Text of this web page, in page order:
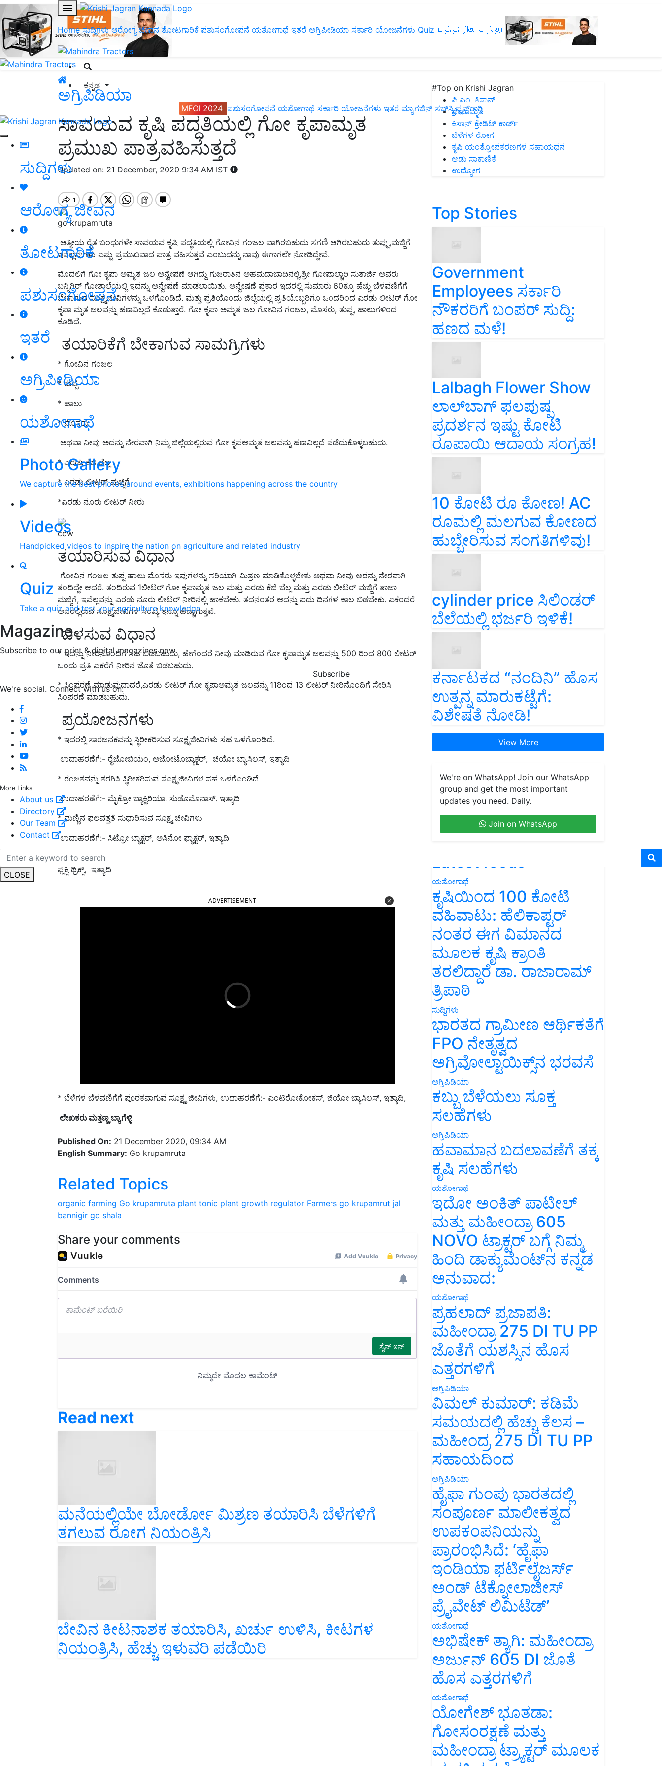
Home ಸುದ್ದಿಗಳು ಆರೋಗ್ಯ ಜೀವನ ತೋಟಗಾರಿಕೆ ಪಶುಸಂಗೋಪನೆ ಯಶೋಗಾಥೆ ಇತರೆ ಅಗ್ರಿಪೀಡಿಯಾ ಸರ್ಕಾರಿ ಯೋಜನೆಗಳು Quiz பத்திரிகை சந்தா
ಕನ್ನಡ
MFOI 2024 ಪಶುಸಂಗೋಪನೆ ಯಶೋಗಾಥೆ ಸರ್ಕಾರಿ ಯೋಜನೆಗಳು ಇತರೆ ಮ್ಯಾಗಜಿನ್‌ ಸಬ್‌ಸ್ಕ್ರಿಪ್ಷನ್‌ಗಾಗಿ
ಸುದ್ದಿಗಳು
ಆರೋಗ್ಯ ಜೀವನ
ತೋಟಗಾರಿಕೆ
ಪಶುಸಂಗೋಪನೆ
ಇತರೆ
ಅಗ್ರಿಪೀಡಿಯಾ
ಯಶೋಗಾಥೆ
Photo Gallery
We capture the best photos around events, exhibitions happening across the country
Videos
Handpicked videos to inspire the nation on agriculture and related industry
Quiz
Take a quiz and test your agriculture knowledge
Magazine
Subscribe to our print & digital magazines now
Subscribe
We're social. Connect with us on:
More Links
About us
Directory
Our Team
Contact
CLOSE
ಅಗ್ರಿಪಿಡಿಯಾ
ಸಾವಯವ ಕೃಷಿ ಪದ್ಧತಿಯಲ್ಲಿ ಗೋ ಕೃಪಾಮೃತ
ಪ್ರಮುಖ ಪಾತ್ರವಹಿಸುತ್ತದೆ
Updated on: 21 December, 2020 9:34 AM IST
go krupamruta
ಆತ್ಮೀಯ ರೈತ ಬಂಧುಗಳೇ ಸಾವಯವ ಕೃಷಿ ಪದ್ಧತಿಯಲ್ಲಿ ಗೋವಿನ ಗಂಜಲ ವಾಗಿರಬಹುದು ಸಗಣಿ ಆಗಿರಬಹುದು ತುಪ್ಪು,ಮಜ್ಜಿಗೆ
ಇವೆಲ್ಲವುಗಳು ಎಷ್ಟು ಪ್ರಮುಖವಾದ ಪಾತ್ರ ವಹಿಸುತ್ತವೆ ಎಂಬುದನ್ನು ನಾವು ಈಗಾಗಲೇ ನೋಡಿದ್ದೇವೆ.
ಮೊದಲಿಗೆ ಗೋ ಕೃಪಾ ಅಮೃತ ಜಲ ಅನ್ವೇಷಣೆ ಆಗಿದ್ದು ಗುಜರಾತಿನ ಅಹಮದಾಬಾದಿನಲ್ಲಿ,ಶ್ರೀ ಗೋಪಾಲ್ಚಾರಿ ಸುತಾರ್ಜಿ ಅವರು
ಬನ್ಸಿಗಿರ್ ಗೋಶಾಲೆಯಲ್ಲಿ ಇದನ್ನು ಅನ್ವೇಷಣೆ ಮಾಡಲಾಯಿತು. ಅನ್ವೇಷಣೆ ಪ್ರಕಾರ ಇದರಲ್ಲಿ ಸುಮಾರು 60ಕ್ಕೂ ಹೆಚ್ಚು ಬೆಳವಣಿಗೆಗೆ
ಬೇಕಾಗುವ ಸೂಕ್ಷ್ಮಜೀವಿಗಳನ್ನು ಒಳಗೊಂಡಿದೆ. ಮತ್ತು ಪ್ರತಿಯೊಂದು ಜಿಲ್ಲೆಯಲ್ಲಿ ಪ್ರತಿಯೊಬ್ಬರಿಗೂ ಒಂದರಿಂದ ಎರಡು ಲೀಟರ್ ಗೋ
ಕೃಪಾ ಮೃತ ಜಲವನ್ನು ಹಣವಿಲ್ಲದೆ ಕೊಡುತ್ತಾರೆ. ಗೋ ಕೃಪಾ ಅಮೃತ ಜಲ ಗೋವಿನ ಗಂಜಲ, ಮೊಸರು, ತುಪ್ಪ, ಹಾಲುಗಳಿಂದ
ಕೂಡಿದೆ.
ತಯಾರಿಕೆಗೆ ಬೇಕಾಗುವ ಸಾಮಗ್ರಿಗಳು
* ಗೋವಿನ ಗಂಜಲ
* ತುಪ್ಪ
* ಹಾಲು
* ಮೊಸರು
ಅಥವಾ ನೀವು ಅದನ್ನು ನೇರವಾಗಿ ನಿಮ್ಮ ಜಿಲ್ಲೆಯಲ್ಲಿರುವ ಗೋ ಕೃಪಅಮೃತ ಜಲವನ್ನು ಹಣವಿಲ್ಲದೆ ಪಡೆದುಕೊಳ್ಳಬಹುದು.
* ಎರಡು ಕೆಜಿ ಬೆಲ್ಲ
* ಎರಡು ಲೀಟರ್ ಮಜ್ಜಿಗೆ
*ಎರಡು ನೂರು ಲೀಟರ್ ನೀರು
cow
ತಯಾರಿಸುವ ವಿಧಾನ
ಗೋವಿನ ಗಂಜಲ ತುಪ್ಪ ಹಾಲು ಮೊಸರು ಇವುಗಳನ್ನು ಸರಿಯಾಗಿ ಮಿಶ್ರಣ ಮಾಡಿಕೊಳ್ಳಬೇಕು ಅಥವಾ ನೀವು ಅದನ್ನು ನೇರವಾಗಿ
ತಂದಿದ್ದೇ ಆದರೆ. ತಂದಿರುವ 1ಲೀಟರ್ ಗೋ ಕೃಪಾಮೃತ ಜಲ ಮತ್ತು ಎರಡು ಕೆಜಿ ಬೆಲ್ಲ ಮತ್ತು ಎರಡು ಲೀಟರ್ ಮಜ್ಜಿಗೆ ತಾಜಾ
ಮಜ್ಜಿಗೆ, ಇವೆಲ್ಲವನ್ನು ಎರಡು ನೂರು ಲೀಟರ್ ನೀರಿನಲ್ಲಿ ಹಾಕಬೇಕು. ತದನಂತರ ಅದನ್ನು ಐದು ದಿನಗಳ ಕಾಲ ಬಿಡಬೇಕು. ಏಕೆಂದರೆ
ಅದರಲ್ಲಿರುವ ಸೂಕ್ಷ್ಮಜೀವಿಗಳ ಸಂಖ್ಯೆ ಇನ್ನೂ ಹೆಚ್ಚಾಗುತ್ತವೆ.
ಬಳಸುವ ವಿಧಾನ
* ಇದನ್ನು ನೀರಿನೊಂದಿಗೆ ಸಹ ಬಿಡಬಹುದು, ಹೇಗೆಂದರೆ ನೀವು ಮಾಡಿರುವ ಗೋ ಕೃಪಾಮೃತ ಜಲವನ್ನು 500 ರಿಂದ 800 ಲೀಟರ್
ಒಂದು ಪ್ರತಿ ಎಕರೆಗೆ ನೀರಿನ ಜೊತೆ ಬಿಡಬಹುದು.
* ಸಿಂಪರಣೆ ಮಾಡುವುದಾದರೆ,ಎರಡು ಲೀಟರ್ ಗೋ ಕೃಪಾಅಮೃತ ಜಲವನ್ನು 11ರಿಂದ 13 ಲೀಟರ್ ನೀರಿನೊಂದಿಗೆ ಸೇರಿಸಿ
ಸಿಂಪರಣೆ ಮಾಡಬಹುದು.
ಪ್ರಯೋಜನಗಳು
* ಇದರಲ್ಲಿ ಸಾರಜನಕವನ್ನು ಸ್ಥಿರೀಕರಿಸುವ ಸೂಕ್ಷ್ಮಜೀವಿಗಳು ಸಹ ಒಳಗೊಂಡಿದೆ.
ಉದಾಹರಣೆಗೆ:- ರೈಜೋಬಿಯಂ, ಅಜೋಟೊಬ್ಯಾಕ್ಟರ್, ಜಿಯೋ ಬ್ಯಾಸಿಲಸ್, ಇತ್ಯಾದಿ
* ರಂಜಕವನ್ನು ಕರಗಿಸಿ ಸ್ಥಿರೀಕರಿಸುವ ಸೂಕ್ಷ್ಮಜೀವಿಗಳ ಸಹ ಒಳಗೊಂಡಿದೆ.
ಉದಾಹರಣೆಗೆ:- ಮೈಕ್ರೋ ಬ್ಯಾಕ್ಟಿರಿಯಾ, ಸುಡೊಮೊನಾಸ್. ಇತ್ಯಾದಿ
* ಮಣ್ಣಿನ ಫಲವತ್ತತೆ ಸುಧಾರಿಸುವ ಸೂಕ್ಷ್ಮ ಜೀವಿಗಳು
ಉದಾಹರಣೆಗೆ:- ಸಿಟ್ರೋ ಬ್ಯಾಕ್ಟರ್, ಅಸಿನೋ ಫ್ಯಾಕ್ಟರ್, ಇತ್ಯಾದಿ
* ಮಣ್ಣಿನಿಂದ ಹರಡುವ ಶಿಲೀಂದ್ರ ರೋಗಗಳನ್ನು ನಿಯಂತ್ರಣ ಮಾಡುವ ಸೂಕ್ಷ್ಮಜೀವಿಗಳು, ಉದಾಹರಣೆಗೆ:- ಸೋಡೊಮನಸ್,
ಫ್ಲೆಕ್ಸಿ ಥ್ರಿಕ್ಸ್, ಇತ್ಯಾದಿ
* ಬೆಳೆಗಳ ಬೆಳವಣಿಗೆಗೆ ಪೂರಕವಾಗುವ ಸೂಕ್ಷ್ಮ ಜೀವಿಗಳು, ಉದಾಹರಣೆಗೆ:- ಎಂಟಿರೋಕೋಕಸ್, ಜಿಯೋ ಬ್ಯಾಸಿಲಸ್, ಇತ್ಯಾದಿ,
ಲೇಖಕರು ಮತ್ತಣ್ಣ ಬ್ಯಾಗೆಳ್ಳಿ
English Summary:Go krupamruta
organic farming Go krupamruta
bannigir go shala
ಮನೆಯಲ್ಲಿಯೇ ಬೋರ್ಡೋ ಮಿಶ್ರಣ ತಯಾರಿಸಿ ಬೆಳೆಗಳಿಗೆ
ತಗಲುವ ರೋಗ ನಿಯಂತ್ರಿಸಿ
ಬೇವಿನ ಕೀಟನಾಶಕ ತಯಾರಿಸಿ, ಖರ್ಚು ಉಳಿಸಿ, ಕೀಟಗಳ
ನಿಯಂತ್ರಿಸಿ, ಹೆಚ್ಚು ಇಳುವರಿ ಪಡೆಯಿರಿ
#Top on Krishi Jagran
ಪಿ.ಎಂ. ಕಿಸಾನ್
ಜೀವಾಮೃತ
ಕಿಸಾನ್ ಕ್ರೇಡಿಟ್ ಕಾರ್ಡ್
ಬೆಳೆಗಳ ರೋಗ
ಕೃಷಿ ಯಂತ್ರೋಪಕರಣಗಳ ಸಹಾಯಧನ
ಆಡು ಸಾಕಾಣಿಕೆ
ಉದ್ಯೋಗ
Top Stories
Government
Employees ಸರ್ಕಾರಿ
ನೌಕರರಿಗೆ ಬಂಪರ್‌ ಸುದ್ದಿ:
ಹಣದ ಮಳೆ!
Lalbagh Flower Show
ಲಾಲ್‌ಬಾಗ್ ಫಲಪುಷ್ಪ
ಪ್ರದರ್ಶನ ಇಷ್ಟು ಕೋಟಿ
ರೂಪಾಯಿ ಆದಾಯ ಸಂಗ್ರಹ!
10 ಕೋಟಿ ರೂ ಕೋಣ! AC
ರೂಮಲ್ಲಿ ಮಲಗುವ ಕೋಣದ
ಹುಬ್ಬೇರಿಸುವ ಸಂಗತಿಗಳಿವು!
cylinder price ಸಿಲಿಂಡರ್‌
ಬೆಲೆಯಲ್ಲಿ ಭರ್ಜರಿ ಇಳಿಕೆ!
ಕರ್ನಾಟಕದ “ನಂದಿನಿ” ಹೊಸ
ಉತ್ಪನ್ನ ಮಾರುಕಟ್ಟೆಗೆ:
ವಿಶೇಷತೆ ನೋಡಿ!
View More
We're on WhatsApp! Join our WhatsApp
group and get the most important
updates you need. Daily.
Join on WhatsApp
Latest feeds
ಯಶೋಗಾಥೆ
ಕೃಷಿಯಿಂದ 100 ಕೋಟಿ
ವಹಿವಾಟು: ಹೆಲಿಕಾಪ್ಟರ್
ನಂತರ ಈಗ ವಿಮಾನದ
ಮೂಲಕ ಕೃಷಿ ಕ್ರಾಂತಿ
ತರಲಿದ್ದಾರೆ ಡಾ. ರಾಜಾರಾಮ್
ತ್ರಿಪಾಠಿ
ಸುದ್ದಿಗಳು
ಭಾರತದ ಗ್ರಾಮೀಣ ಆರ್ಥಿಕತೆಗೆ
FPO ನೇತೃತ್ವದ
ಅಗ್ರಿವೋಲ್ಟಾಯಿಕ್ಸ್‌ನ ಭರವಸೆ
ಅಗ್ರಿಪಿಡಿಯಾ
ಕಬ್ಬು ಬೆಳೆಯಲು ಸೂಕ್ತ
ಸಲಹೆಗಳು
ಅಗ್ರಿಪಿಡಿಯಾ
ಹವಾಮಾನ ಬದಲಾವಣೆಗೆ ತಕ್ಕ
ಕೃಷಿ ಸಲಹೆಗಳು
ಯಶೋಗಾಥೆ
ಇದೋ ಅಂಕಿತ್ ಪಾಟೀಲ್
ಮತ್ತು ಮಹೀಂದ್ರಾ 605
NOVO ಟ್ರಾಕ್ಟರ್ ಬಗ್ಗೆ ನಿಮ್ಮ
ಹಿಂದಿ ಡಾಕ್ಯುಮೆಂಟ್‌ನ ಕನ್ನಡ
ಅನುವಾದ:
ಯಶೋಗಾಥೆ
ಪ್ರಹಲಾದ್ ಪ್ರಜಾಪತಿ:
ಮಹೀಂದ್ರಾ 275 DI TU PP
ಜೊತೆಗೆ ಯಶಸ್ಸಿನ ಹೊಸ
ಎತ್ತರಗಳಿಗೆ
ಅಗ್ರಿಪಿಡಿಯಾ
ವಿಮಲ್ ಕುಮಾರ್: ಕಡಿಮೆ
ಸಮಯದಲ್ಲಿ ಹೆಚ್ಚು ಕೆಲಸ –
ಮಹೀಂದ್ರ 275 DI TU PP
ಸಹಾಯದಿಂದ
ಅಗ್ರಿಪಿಡಿಯಾ
ಹೈಫಾ ಗುಂಪು ಭಾರತದಲ್ಲಿ
ಸಂಪೂರ್ಣ ಮಾಲೀಕತ್ವದ
ಉಪಕಂಪನಿಯನ್ನು
ಪ್ರಾರಂಭಿಸಿದೆ: ‘ಹೈಫಾ
ಇಂಡಿಯಾ ಫರ್ಟಿಲೈಜರ್ಸ್
ಅಂಡ್ ಟೆಕ್ನೋಲಾಜೀಸ್
ಪ್ರೈವೇಟ್ ಲಿಮಿಟೆಡ್’
ಯಶೋಗಾಥೆ
ಅಭಿಷೇಕ್ ತ್ಯಾಗಿ: ಮಹೀಂದ್ರಾ
ಅರ್ಜುನ್ 605 DI ಜೊತೆ
ಹೊಸ ಎತ್ತರಗಳಿಗೆ
ಯಶೋಗಾಥೆ
ಯೋಗೇಶ್ ಭೂತಡಾ:
ಗೋಸಂರಕ್ಷಣೆ ಮತ್ತು
ಮಹೀಂದ್ರಾ ಟ್ರ್ಯಾಕ್ಟರ್ ಮೂಲಕ